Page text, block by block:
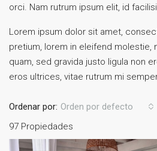
orci. Nam rutrum ipsum elit, id
Lorem ipsum dolor sit amet,
pretium, lorem in eleifend molestie,
quam, sed gravida justo ligula non
eros ultrices, vitae rutrum mi
97 Propiedades
Ordenar por: Orden por defecto